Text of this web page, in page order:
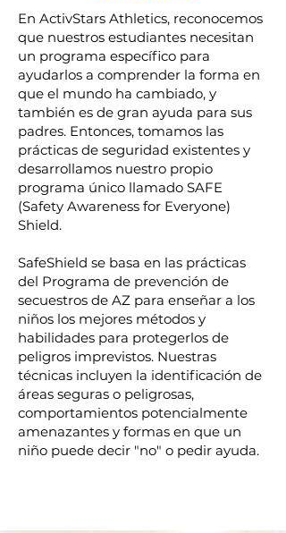
En ActivStars Athletics, reconocemos
que nuestros estudiantes necesitan
un programa específico para
ayudarlos a comprender la forma en
que el mundo ha cambiado, y
también es de gran ayuda para sus
padres. Entonces, tomamos las
prácticas de seguridad existentes y
desarrollamos nuestro propio
programa único llamado SAFE
(Safety Awareness for Everyone)
Shield.
SafeShield se basa en las prácticas
del Programa de prevención de
secuestros de AZ para enseñar a los
niños los mejores métodos y
habilidades para protegerlos de
peligros imprevistos. Nuestras
técnicas incluyen la identificación de
áreas seguras o peligrosas,
comportamientos potencialmente
amenazantes y formas en que un
niño puede decir "no" o pedir ayuda.